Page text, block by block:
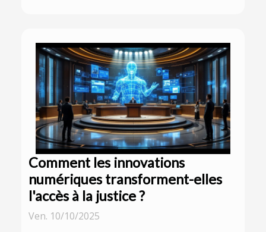
Comment les innovations
numériques transforment-elles
l'accès à la justice ?
Ven. 10/10/2025